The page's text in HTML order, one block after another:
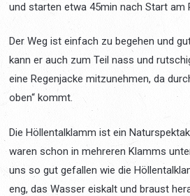
und starten etwa 45min nach Start am
Der Weg ist einfach zu begehen und
kann er auch zum Teil nass und
eine Regenjacke mitzunehmen, da
oben“ kommt.
Die Höllentalklamm ist ein
waren schon in mehreren Klamms
uns so gut gefallen wie die
eng, das Wasser eiskalt und braust